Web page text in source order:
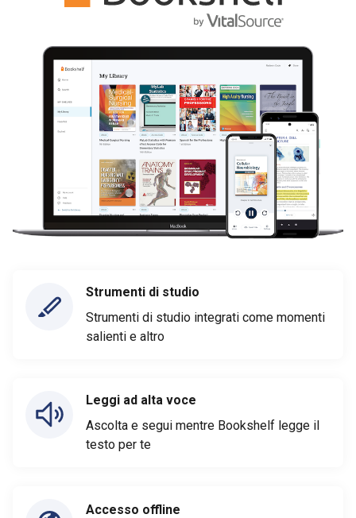
Strumenti di studio
Strumenti di studio integrati come momenti
salienti e altro
Leggi ad alta voce
Ascolta e segui mentre Bookshelf legge il
testo per te
Accesso offline